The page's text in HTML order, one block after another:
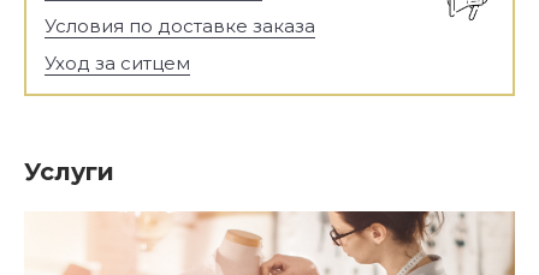
Условия по доставке заказа
Уход за ситцем
Услуги